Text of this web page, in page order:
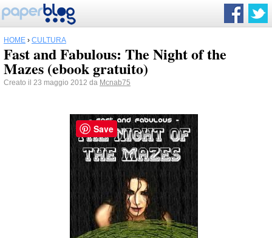
HOME › CULTURA
Fast and Fabulous: The Night of the
Mazes (ebook gratuito)
Creato il 23 maggio 2012 da Mcnab75
Save